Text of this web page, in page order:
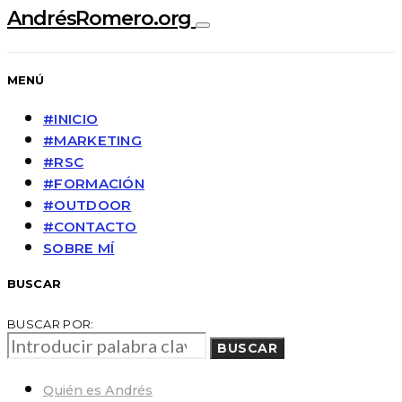
AndrésRomero.org
MENÚ
#INICIO
#MARKETING
#RSC
#FORMACIÓN
#OUTDOOR
#CONTACTO
SOBRE MÍ
BUSCAR
BUSCAR POR:
BUSCAR
Quién es Andrés